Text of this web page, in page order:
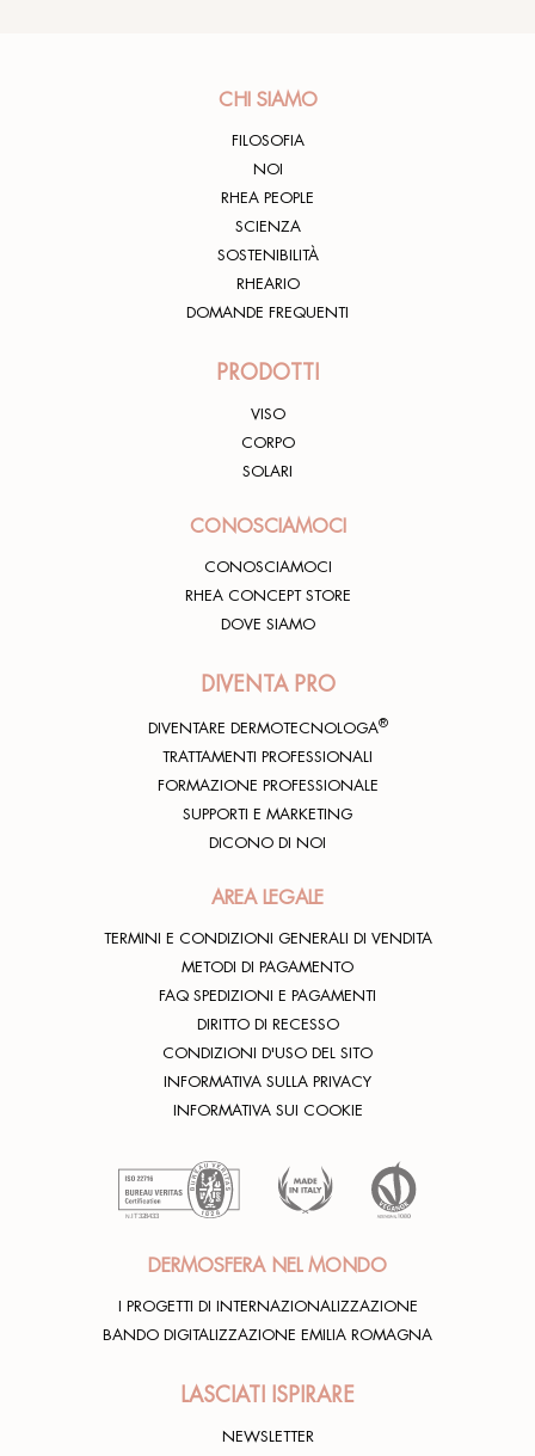
CHI SIAMO
FILOSOFIA
NOI
RHEA PEOPLE
SCIENZA
SOSTENIBILITÀ
RHEARIO
DOMANDE FREQUENTI
PRODOTTI
VISO
CORPO
SOLARI
CONOSCIAMOCI
CONOSCIAMOCI
RHEA CONCEPT STORE
DOVE SIAMO
DIVENTA PRO
DIVENTARE DERMOTECNOLOGA®
TRATTAMENTI PROFESSIONALI
FORMAZIONE PROFESSIONALE
SUPPORTI E MARKETING
DICONO DI NOI
AREA LEGALE
TERMINI E CONDIZIONI GENERALI DI VENDITA
METODI DI PAGAMENTO
FAQ SPEDIZIONI E PAGAMENTI
DIRITTO DI RECESSO
CONDIZIONI D'USO DEL SITO
INFORMATIVA SULLA PRIVACY
INFORMATIVA SUI COOKIE
DERMOSFERA NEL MONDO
I PROGETTI DI INTERNAZIONALIZZAZIONE
BANDO DIGITALIZZAZIONE EMILIA ROMAGNA
LASCIATI ISPIRARE
NEWSLETTER